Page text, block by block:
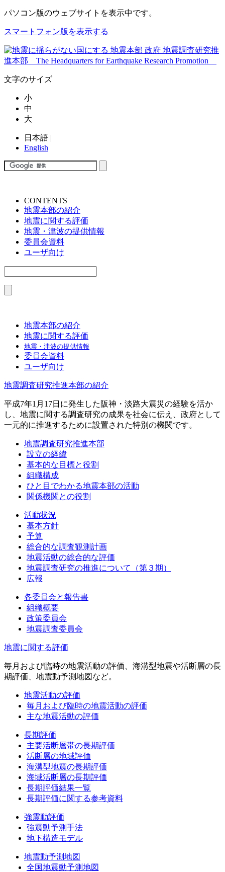
パソコン版のウェブサイトを表示中です。
スマートフォン版を表示する
文字のサイズ
小
中
大
日本語 |
English
CONTENTS
地震本部の紹介
地震に関する評価
地震・津波の提供情報
委員会資料
ユーザ向け
地震本部の紹介
地震に関する評価
地震・津波の提供情報
委員会資料
ユーザ向け
地震調査研究推進本部の紹介
平成7年1月17日に発生した阪神・淡路大震災の経験を活か
し、地震に関する調査研究の成果を社会に伝え、政府として
一元的に推進するために設置された特別の機関です。
地震調査研究推進本部
設立の経緯
基本的な目標と役割
組織構成
ひと目でわかる地震本部の活動
関係機関との役割
活動状況
基本方針
予算
総合的な調査観測計画
地震活動の総合的な評価
地震調査研究の推進について（第３期）
広報
各委員会と報告書
組織概要
政策委員会
地震調査委員会
地震に関する評価
毎月および臨時の地震活動の評価、海溝型地震や活断層の長
期評価、地震動予測地図など。
地震活動の評価
毎月および臨時の地震活動の評価
主な地震活動の評価
長期評価
主要活断層帯の長期評価
活断層の地域評価
海溝型地震の長期評価
海域活断層の長期評価
長期評価結果一覧
長期評価に関する参考資料
強震動評価
強震動予測手法
地下構造モデル
地震動予測地図
全国地震動予測地図